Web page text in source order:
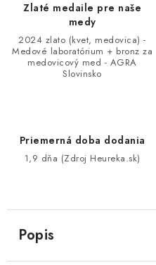
Zlaté medaile pre naše
medy
2024 zlato (kvet, medovica) -
Medové laboratórium + bronz za
medovicový med - AGRA
Slovinsko
Priemerná doba dodania
1,9 dňa (Zdroj Heureka.sk)
Popis